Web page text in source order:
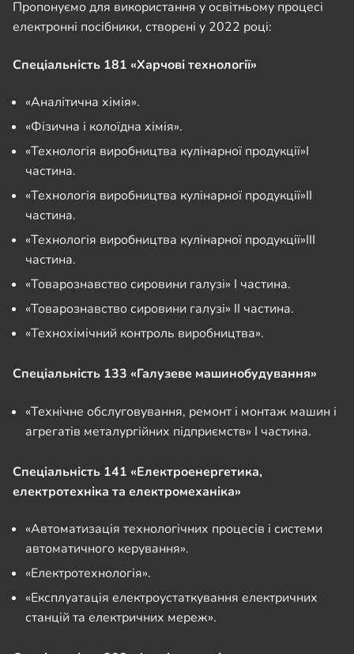
Пропонуємо для використання у освітньому процесі
електронні посібники, створені у 2022 році:
Спеціальність 181 «Харчові технології»
«Аналітична хімія».
«Фізична і колоїдна хімія».
«Технологія виробництва кулінарної продукції»І
частина.
«Технологія виробництва кулінарної продукції»ІІ
частина.
«Технологія виробництва кулінарної продукції»ІІІ
частина.
«Товарознавство сировини галузі» І частина.
«Товарознавство сировини галузі» ІІ частина.
«Технохімічний контроль виробництва».
Спеціальність 133 «Галузеве машинобудування»
«Технічне обслуговування, ремонт і монтаж машин і
агрегатів металургійних підприємств» І частина.
Спеціальність 141 «Електроенергетика,
електротехніка та електромеханіка»
«Автоматизація технологічних процесів і системи
автоматичного керування».
«Електротехнологія».
«Експлуатація електроустаткування електричних
станцій та електричних мереж».